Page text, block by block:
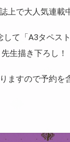
上で大人気連
して「A3タペス
生描き下ろし！
ますので予約を